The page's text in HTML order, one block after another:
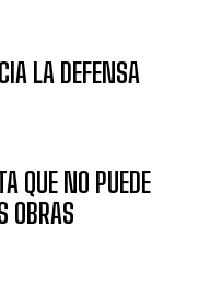
LA DEFENSA
QUE NO PUEDE
OBRAS